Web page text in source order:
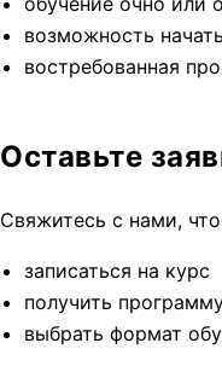
возможность
востребованная
Оставьте
Свяжитесь с нами,
записаться на курс
получить
выбрать формат